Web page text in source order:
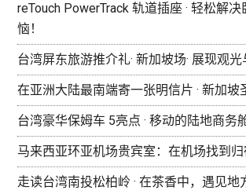
reTouch PowerTrack 轨道插座 · 轻松解
恼！
台湾屏东旅游推介礼· 新加坡场· 展现观
在亚洲大陆最南端寄一张明信片 · 新加坡
台湾豪华保姆车 5亮点 · 移动的陆地商务
马来西亚环亚机场贵宾室：在机场找到
走读台湾南投松柏岭 · 在茶香中，遇见地